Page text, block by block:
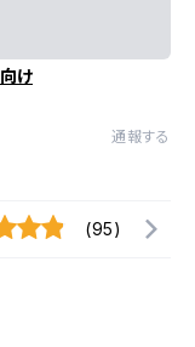
け
通報する
(95)